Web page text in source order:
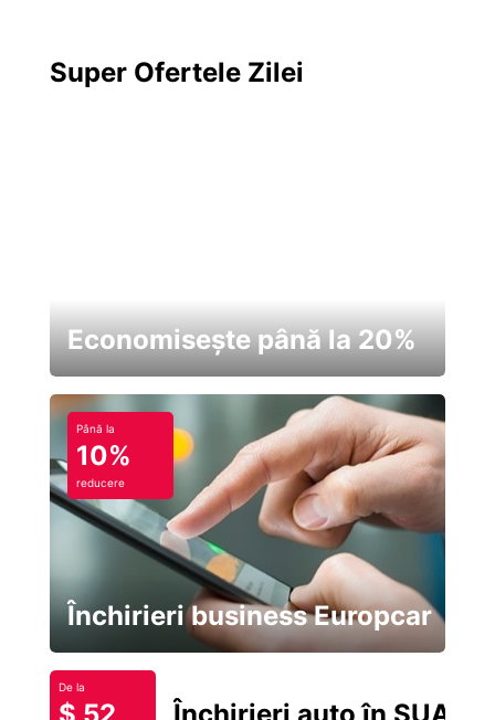
Super Ofertele Zilei
Economisește până la 20%
Până la
10%
reducere
Închirieri business Europcar
De la